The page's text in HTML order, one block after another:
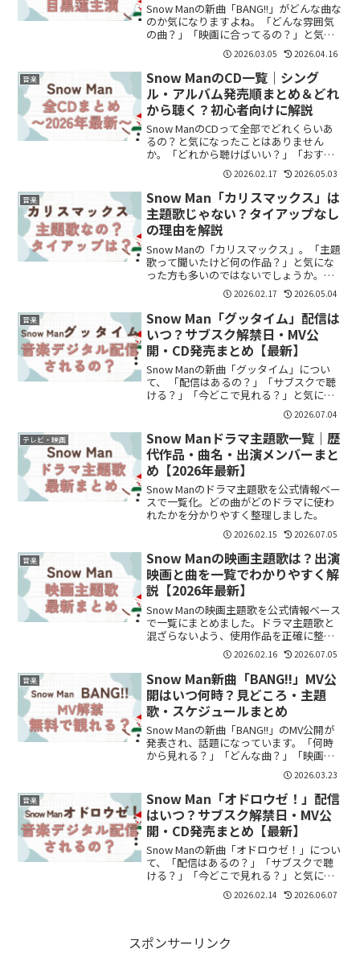
Snow Manの新曲「BANG!!」がどんな曲な
のか気になりますよね。「どんな雰囲気
の曲？」「映画に合ってるの？」と気に
なっている方も多いと思います。結論か
らいうと、「BANG!!」はアクション作品
に合った疾走感のある楽曲です。この記
事で...
2026.03.05 2026.04.16
音楽
Snow ManのCD一覧｜シング
ル・アルバム発売順まとめ＆どれ
から聴く？初心者向けに解説
Snow ManのCDって全部でどれくらいあ
るの？と気になったことはありません
か。「どれから聴けばいい？」「おすす
めは？」と迷う方も多いと思います。結
論から言うと、Snow Manはこれまでにシ
ングル・アルバム合わせて17作品以上を
リリース...
2026.02.17 2026.05.03
音楽
Snow Man「カリスマックス」は
主題歌じゃない？タイアップなし
の理由を解説
Snow Manの「カリスマックス」。「主題
歌って聞いたけど何の作品？」と気にな
った方も多いのではないでしょうか。結
論から言うと、「カリスマックス」はド
ラマや映画の主題歌ではありません。で
はなぜ“主題歌っぽい”と言われるほど話
題になったのか...
2026.02.17 2026.05.04
音楽
Snow Man「グッタイム」配信は
いつ？サブスク解禁日・MV公
開・CD発売まとめ【最新】
Snow Manの新曲「グッタイム」につい
て、 「配信はあるの？」「サブスクで聴
ける？」「今どこで見れる？」と気にな
っている方も多いのではないでしょう
か。特に最近Snow Manを好きになった方
は、どこで曲をチェックすればいいか分
かりにくい...
2026.07.04
テレビ・映画
Snow Manドラマ主題歌一覧｜歴
代作品・曲名・出演メンバーまと
め【2026年最新】
Snow Manのドラマ主題歌を公式情報ベー
スで一覧化。どの曲がどのドラマに使わ
れたかを分かりやすく整理しました。
2026.02.15 2026.07.05
音楽
Snow Manの映画主題歌は？出演
映画と曲を一覧でわかりやすく解
説【2026年最新】
Snow Manの映画主題歌を公式情報ベース
で一覧にまとめました。ドラマ主題歌と
混ざらないよう、使用作品を正確に整理
2026.02.16 2026.07.05
音楽
Snow Man新曲「BANG!!」MV公
開はいつ何時？見どころ・主題
歌・スケジュールまとめ
Snow Manの新曲「BANG!!」のMV公開が
発表され、話題になっています。「何時
から見れる？」「どんな曲？」「映画と
の関係は？」と気になっている方も多い
のではないでしょうか。この記事では、
MV公開時間・楽曲情報・スケジュール・
見どころ...
2026.03.23
音楽
Snow Man「オドロウゼ！」配信
はいつ？サブスク解禁日・MV公
開・CD発売まとめ【最新】
Snow Manの新曲「オドロウゼ！」につい
て、「配信はあるの？」「サブスクで聴
ける？」「今どこで見れる？」と気にな
っている方も多いのではないでしょう
か。特に最近Snow Manを気になっている
2026.02.14 2026.06.07
スポンサーリンク